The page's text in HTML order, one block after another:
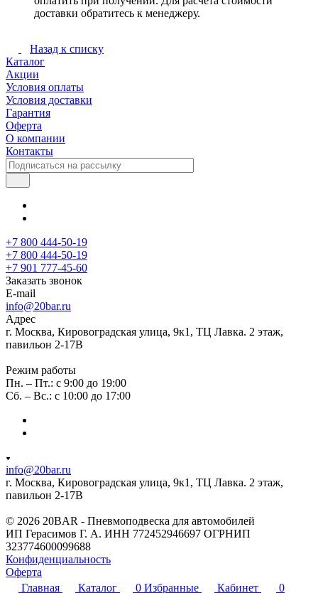
доставки обратитесь к менеджеру.
Назад к списку
Каталог
Акции
Условия оплаты
Условия доставки
Гарантия
Оферта
О компании
Контакты
+7 800 444-50-19
+7 800 444-50-19
+7 901 777-45-60
Заказать звонок
E-mail
info@20bar.ru
Адрес
г. Москва, Кировоградская улица, 9к1, ТЦ Лавка. 2 этаж,
павильон 2-17В
Режим работы
Пн. – Пт.: с 9:00 до 19:00
Сб. – Вс.: с 10:00 до 17:00
info@20bar.ru
г. Москва, Кировоградская улица, 9к1, ТЦ Лавка. 2 этаж,
павильон 2-17В
© 2026 20BAR - Пневмоподвеска для автомобилей
ИП Герасимов Г. А. ИНН 772452946697 ОГРНИП
323774600099688
Конфиденциальность
Оферта
Главная
Каталог 0 Избранные Кабинет 0